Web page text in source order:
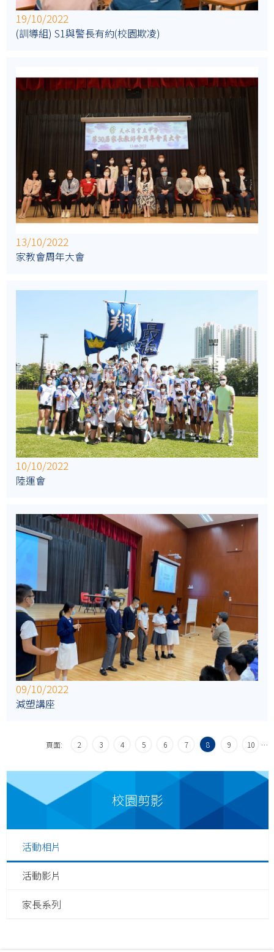
19/10/2022
(訓導組) S1與警長有約(校園欺凌)
13/10/2022
家教會周年大會
10/10/2022
陸運會
09/10/2022
減塑講座
頁面: …
2 3 4 5 6 7 8 9 10
校園剪影
活動相片
活動影片
家長系列